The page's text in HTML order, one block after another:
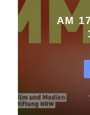
AM